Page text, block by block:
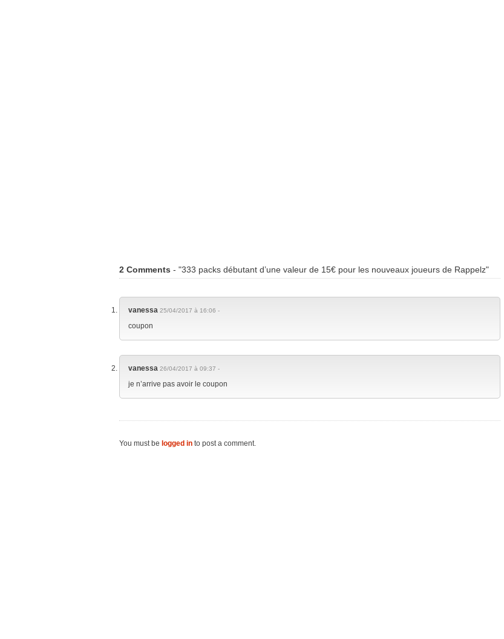
2 Comments - "333 packs débutant d’une valeur de 15€ pour les nouveaux joueurs de Rappelz"
vanessa 25/04/2017 à 16:06 -
coupon
vanessa 26/04/2017 à 09:37 -
je n’arrive pas avoir le coupon
You must be logged in to post a comment.